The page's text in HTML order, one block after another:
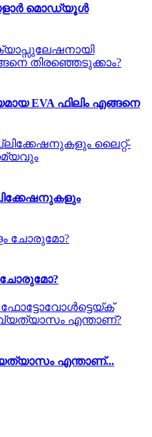
മൊഡ്യൂൾ
EVA ഫിലിം എങ്ങനെ
ചോരുമോ?
എന്താണ്...